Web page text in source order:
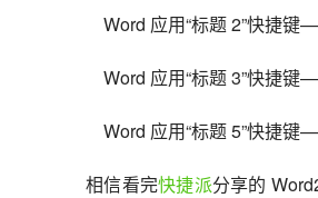
Word 应用“标题 2”快捷键
Word 应用“标题 3”快捷键
Word 应用“标题 5”快捷键
相信看完快捷派分享的